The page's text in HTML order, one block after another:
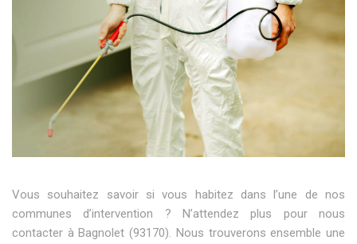
Vous souhaitez savoir si vous habitez dans l’une de nos
communes d’intervention ? N’attendez plus pour nous
contacter à Bagnolet (93170). Nous trouverons ensemble une